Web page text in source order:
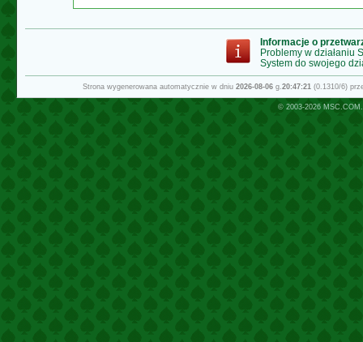
Informacje o
Problemy w działaniu
System do swojego
Strona wygenerowana automatycznie w dniu 2026-08-06g.20:47:21(0.1310/6)
© 2003-2026